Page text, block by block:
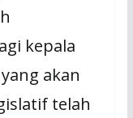
kepala
akan
telah